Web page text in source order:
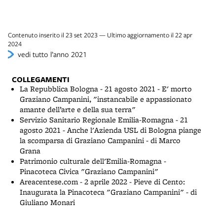
Contenuto inserito il 23 set 2023 — Ultimo aggiornamento il 22 apr
2024
vedi tutto l’anno 2021
COLLEGAMENTI
La Repubblica Bologna - 21 agosto 2021 - E' morto
Graziano Campanini, "instancabile e appassionato
amante dell’arte e della sua terra"
Servizio Sanitario Regionale Emilia-Romagna - 21
agosto 2021 - Anche l'Azienda USL di Bologna piange
la scomparsa di Graziano Campanini - di Marco
Grana
Patrimonio culturale dell'Emilia-Romagna -
Pinacoteca Civica "Graziano Campanini"
Areacentese.com - 2 aprile 2022 - Pieve di Cento:
Inaugurata la Pinacoteca "Graziano Campanini" - di
Giuliano Monari